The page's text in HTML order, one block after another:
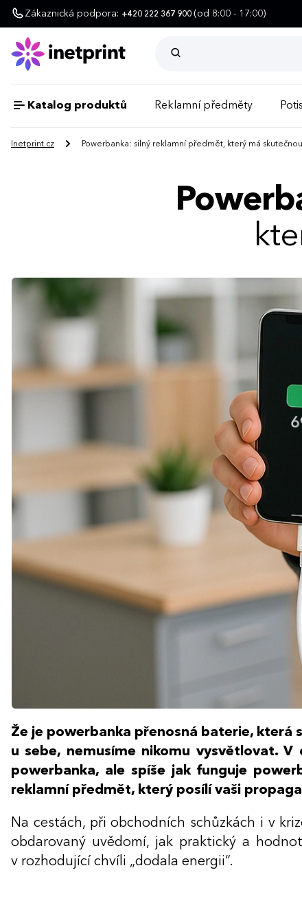
Zákaznická podpora: +420 222 367 900 (od 8:00 - 17:00)
Katalog produktů Reklamní předměty
Inetprint.cz Powerbanka: silný reklamní předmět, který má
Že je powerbanka přenosná baterie, která
u sebe, nemusíme nikomu vysvětlovat.
powerbanka, ale spíše jak funguje
reklamní předmět, který posílí vaši
Na cestách, při obchodních schůzkách i v
obdarovaný uvědomí, jak praktický a
v rozhodující chvíli „dodala energii“.